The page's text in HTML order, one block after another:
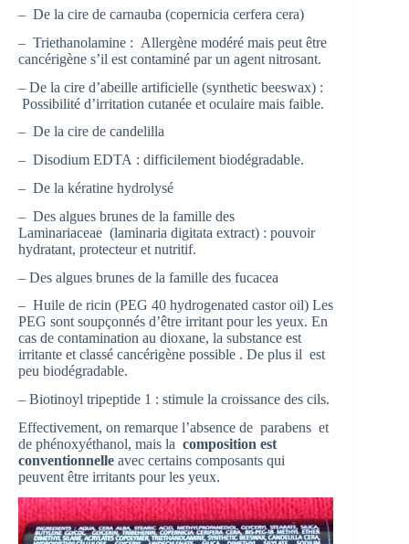
– De la cire de carnauba (copernicia cerfera cera)
– Triethanolamine : Allergène modéré mais peut être
cancérigène s’il est contaminé par un agent nitrosant.
– De la cire d’abeille artificielle (synthetic beeswax) :
Possibilité d’irritation cutanée et oculaire mais faible.
– De la cire de candelilla
– Disodium EDTA : difficilement biodégradable.
– De la kératine hydrolysé
– Des algues brunes de la famille des
Laminariaceae (laminaria digitata extract) : pouvoir
hydratant, protecteur et nutritif.
– Des algues brunes de la famille des fucacea
– Huile de ricin (PEG 40 hydrogenated castor oil) Les
PEG sont soupçonnés d’être irritant pour les yeux. En
cas de contamination au dioxane, la substance est
irritante et classé cancérigène possible . De plus il est
peu biodégradable.
– Biotinoyl tripeptide 1 : stimule la croissance des cils.
Effectivement, on remarque l’absence de parabens et
de phénoxyéthanol, mais la composition est
conventionnelle avec certains composants qui
peuvent être irritants pour les yeux.